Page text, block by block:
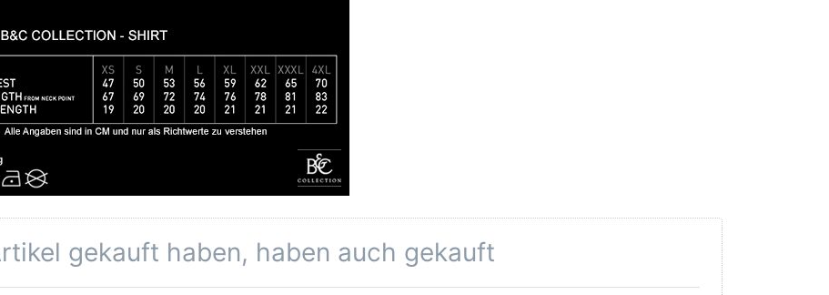
gekauft haben, haben auch gekauft